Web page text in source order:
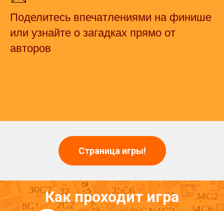
Поделитесь впечатлениями на финише
или узнайте о загадках прямо от
авторов
Страница игры!
Как проходит игра